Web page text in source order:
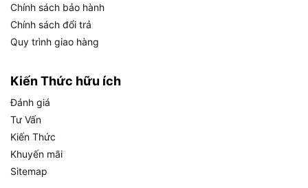
Nhóm 1: Máy khoan từ nhẹ (dưới 1000W)
Phù hợp cho xưởng cơ khí nhỏ, sửa chữa thiết bị,
khoan thép mỏng đến 15mm. Đường kính khoan
xoắn tối đa thường dưới 16mm, lực hút từ vừa
phải. Đối tượng sử dụng là thợ cơ khí cá nhân,
xưởng nhỏ.
Chính sách bảo hành
Chính sách đổi trả
Quy trình giao hàng
Kiến Thức hữu ích
Đánh giá
Tư Vấn
Kiến Thức
Khuyến mãi
Sitemap